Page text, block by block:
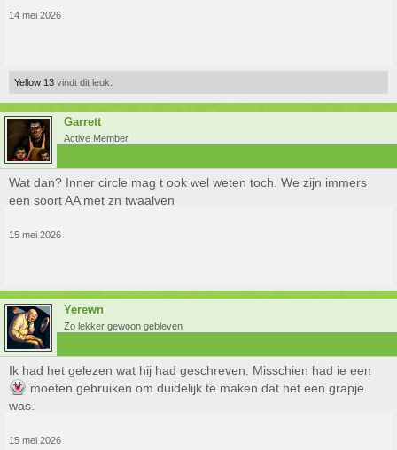
14 mei 2026
Yellow 13 vindt dit leuk.
Garrett
Active Member
Wat dan? Inner circle mag t ook wel weten toch. We zijn immers
een soort AA met zn twaalven
15 mei 2026
Yerewn
Zo lekker gewoon gebleven
Ik had het gelezen wat hij had geschreven. Misschien had ie een
moeten gebruiken om duidelijk te maken dat het een grapje
was.
15 mei 2026